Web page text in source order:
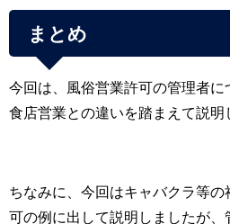
まとめ
今回は、風俗営業許可の管理者
食店営業との違いを踏まえて説明
ちなみに、今回はキャバクラ等
可の例に出して説明しましたが